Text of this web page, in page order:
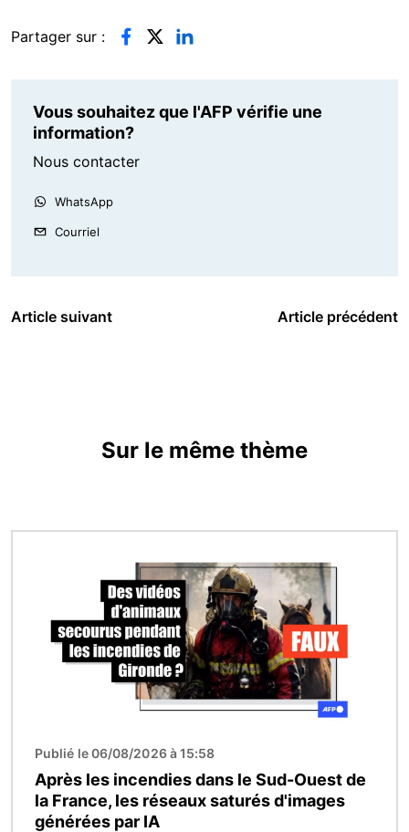
Partager sur :
Vous souhaitez que l'AFP vérifie une
information?
Nous contacter
WhatsApp
Courriel
Article suivant Article précédent
Sur le même thème
Publié le 06/08/2026 à 15:58
Après les incendies dans le Sud-Ouest de
la France, les réseaux saturés d'images
générées par IA